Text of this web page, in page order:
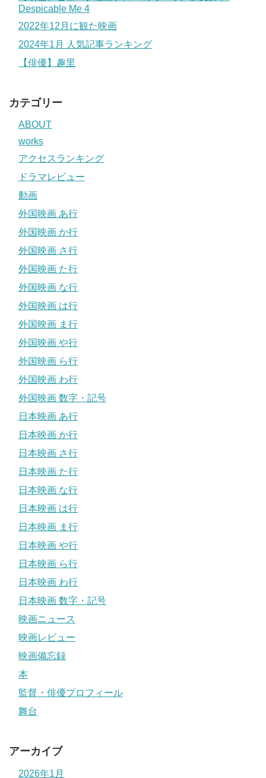
Despicable Me 4
2022年12月に観た映画
2024年1月 人気記事ランキング
【俳優】趣里
カテゴリー
ABOUT
works
アクセスランキング
ドラマレビュー
動画
外国映画 あ行
外国映画 か行
外国映画 さ行
外国映画 た行
外国映画 な行
外国映画 は行
外国映画 ま行
外国映画 や行
外国映画 ら行
外国映画 わ行
外国映画 数字・記号
日本映画 あ行
日本映画 か行
日本映画 さ行
日本映画 た行
日本映画 な行
日本映画 は行
日本映画 ま行
日本映画 や行
日本映画 ら行
日本映画 わ行
日本映画 数字・記号
映画ニュース
映画レビュー
映画備忘録
本
監督・俳優プロフィール
舞台
アーカイブ
2026年1月